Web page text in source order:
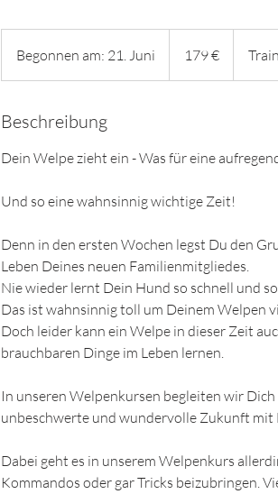
Begonnen am: 21. Juni
e
n
n
m
:
2
1
.
J
n
i
179 €
Beschreibung
Dein Welpe zieht ein - Was für eine
Und so eine wahnsinnig wichtige Zeit!
Denn in den ersten Wochen legst Du den
Leben Deines neuen Familienmitgliedes.
Nie wieder lernt Dein Hund so schnell und
Das ist wahnsinnig toll um Deinem Welpen
Doch leider kann ein Welpe in dieser Zeit
brauchbaren Dinge im Leben lernen.
In unseren Welpenkursen begleiten wir
unbeschwerte und wundervolle Zukunft mit
Dabei geht es in unserem Welpenkurs
Kommandos oder gar Tricks beizubringen.